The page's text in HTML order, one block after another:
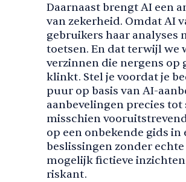
Daarnaast brengt AI een
van zekerheid. Omdat AI
gebruikers haar analyses
toetsen. En dat terwijl
verzinnen die nergens op
klinkt. Stel je voordat je
puur op basis van AI-
aanbevelingen precies
misschien
op een onbekende gids in
beslissingen zonder
mogelijk fictieve
riskant.